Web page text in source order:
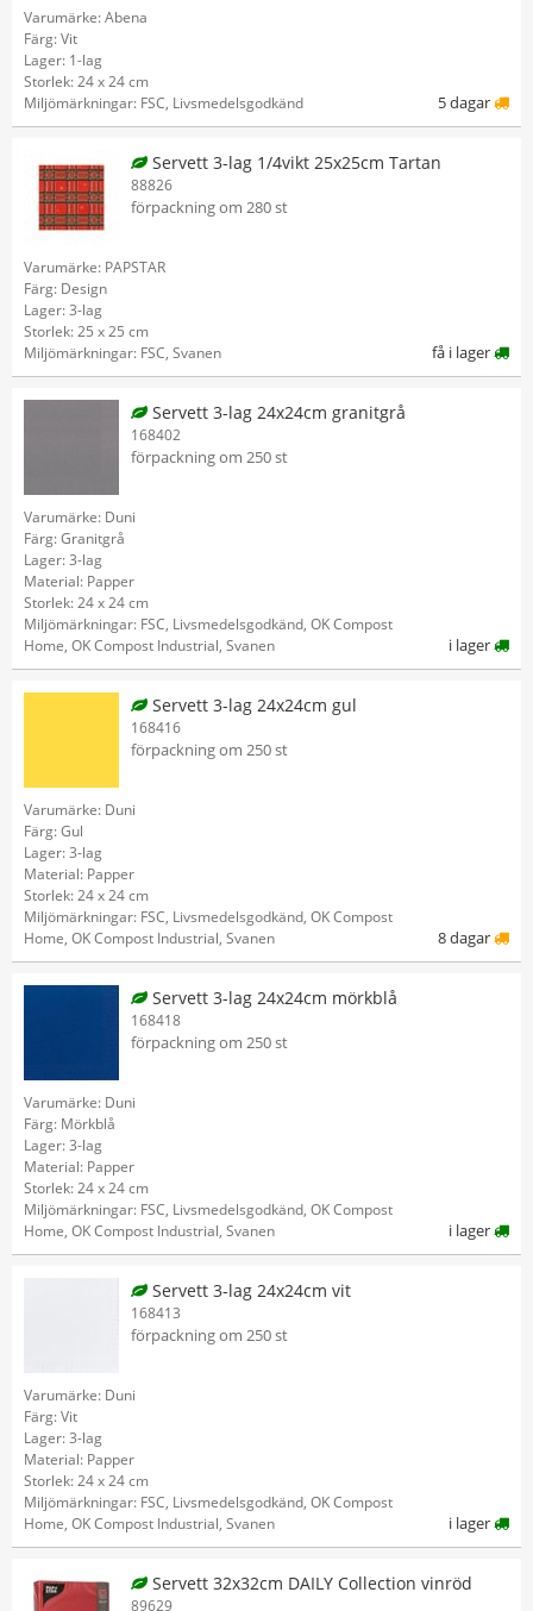
Varumärke: Abena
Färg: Vit
Lager: 1-lag
Storlek: 24 x 24 cm
Miljömärkningar: FSC, Livsmedelsgodkänd
5 dagar
Servett 3-lag 1/4vikt 25x25cm Tartan
88826
förpackning om 280 st
Varumärke: PAPSTAR
Färg: Design
Lager: 3-lag
Storlek: 25 x 25 cm
Miljömärkningar: FSC, Svanen
få i lager
Servett 3-lag 24x24cm granitgrå
168402
förpackning om 250 st
Varumärke: Duni
Färg: Granitgrå
Lager: 3-lag
Material: Papper
Storlek: 24 x 24 cm
Miljömärkningar: FSC, Livsmedelsgodkänd, OK Compost
Home, OK Compost Industrial, Svanen
i lager
Servett 3-lag 24x24cm gul
168416
förpackning om 250 st
Varumärke: Duni
Färg: Gul
Lager: 3-lag
Material: Papper
Storlek: 24 x 24 cm
Miljömärkningar: FSC, Livsmedelsgodkänd, OK Compost
Home, OK Compost Industrial, Svanen
8 dagar
Servett 3-lag 24x24cm mörkblå
168418
förpackning om 250 st
Varumärke: Duni
Färg: Mörkblå
Lager: 3-lag
Material: Papper
Storlek: 24 x 24 cm
Miljömärkningar: FSC, Livsmedelsgodkänd, OK Compost
Home, OK Compost Industrial, Svanen
i lager
Servett 3-lag 24x24cm vit
168413
förpackning om 250 st
Varumärke: Duni
Färg: Vit
Lager: 3-lag
Material: Papper
Storlek: 24 x 24 cm
Miljömärkningar: FSC, Livsmedelsgodkänd, OK Compost
Home, OK Compost Industrial, Svanen
i lager
Servett 32x32cm DAILY Collection vinröd
89629